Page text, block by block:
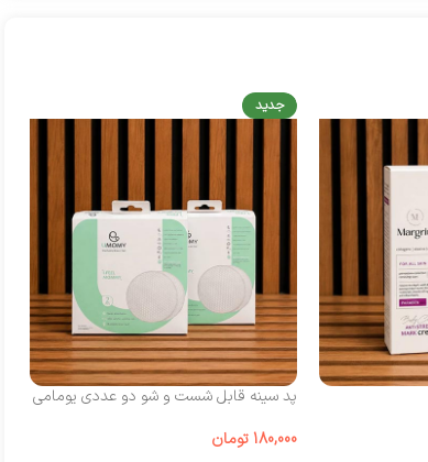
جدید
پد سینه قابل شست‌ و شو دو عددی یومامی
180,000 تومان